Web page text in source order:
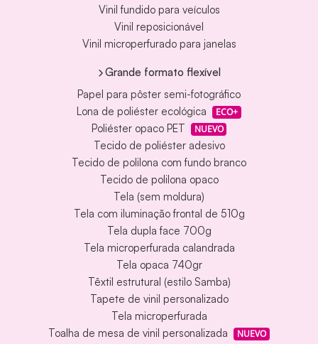
Vinil fundido para veículos
Vinil reposicionável
Vinil microperfurado para janelas
Grande formato flexível
Papel para pôster semi-fotográfico
Lona de poliéster ecológica
ECO+
Poliéster opaco PET NUEVO
Tecido de poliéster adesivo
Tecido de polilona com fundo branco
Tecido de polilona opaco
Tela (sem moldura)
Tela com iluminação frontal de 510g
Tela dupla face 700g
Tela microperfurada calandrada
Tela opaca 740gr
Têxtil estrutural (estilo Samba)
Tapete de vinil personalizado
Tela microperfurada
Toalha de mesa de vinil personalizada
NUEVO